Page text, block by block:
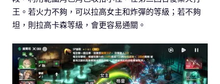
王。若火力不夠，可以拉高女主和炸彈的等級；若不夠
坦，則拉高卡森等級，會更容易通關。